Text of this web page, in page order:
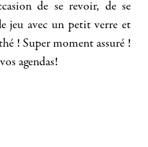
de se revoir, de se
jeu avec un petit verre et
! Super moment assuré !
agendas!